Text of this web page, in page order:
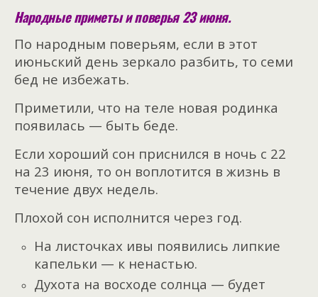
Народные приметы и поверья 23 июня.
По народным поверьям, если в этот
июньский день зеркало разбить, то семи
бед не избежать.
Приметили, что на теле новая родинка
появилась — быть беде.
Если хороший сон приснился в ночь с 22
на 23 июня, то он воплотится в жизнь в
течение двух недель.
Плохой сон исполнится через год.
На листочках ивы появились липкие
капельки — к ненастью.
Духота на восходе солнца — будет